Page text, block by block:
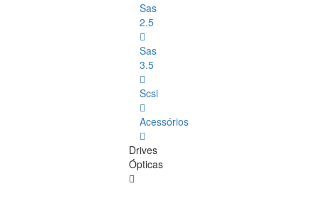
Sas
2.5
Sas
3.5
Scsi
Acessórios
Drives
Ópticas